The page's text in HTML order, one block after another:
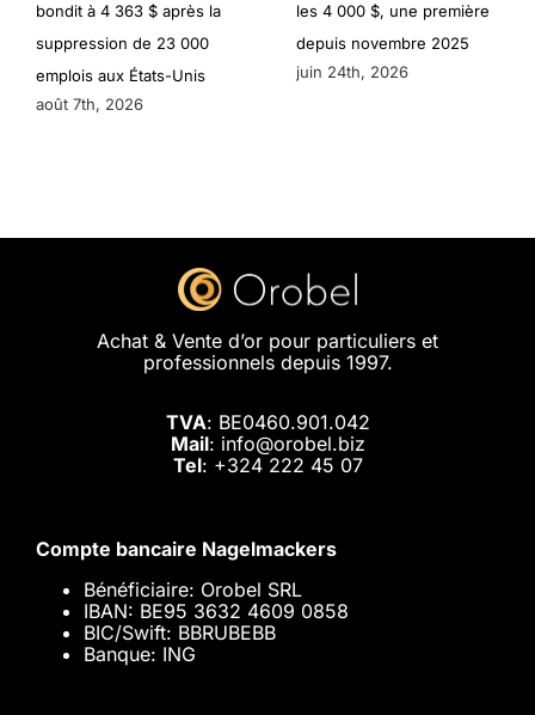
bondit à 4 363 $ après la
suppression de 23 000
emplois aux États-Unis
août 7th, 2026
les 4 000 $, une première
depuis novembre 2025
juin 24th, 2026
Achat & Vente d’or pour particuliers et
professionnels depuis 1997.
TVA: BE0460.901.042
Mail: info@orobel.biz
Tel: +324 222 45 07
Compte bancaire Nagelmackers
Bénéficiaire: Orobel SRL
IBAN: BE95 3632 4609 0858
BIC/Swift: BBRUBEBB
Banque: ING